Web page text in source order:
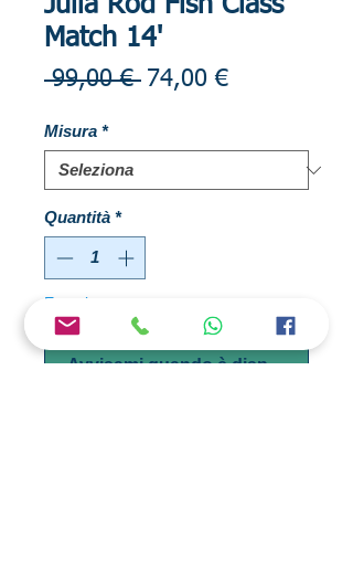
Julia Rod Fish Class
Match 14'
99,00 € Prezzo
74,00 €Prezzo
Misura *
Quantità *
Esaurito
Avvisami quando è disponibile